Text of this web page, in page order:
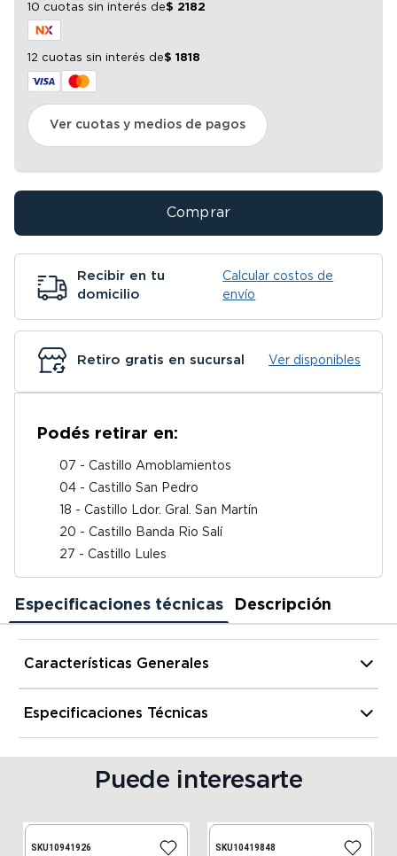
10 cuotas sin interés de$ 2182
12 cuotas sin interés de$ 1818
Ver cuotas y medios de pagos
Comprar
Recibir en tu
domicilio
Calcular costos de
envío
Retiro gratis en sucursal Ver disponibles
Podés retirar en:
07 - Castillo Amoblamientos
04 - Castillo San Pedro
18 - Castillo Ldor. Gral. San Martín
20 - Castillo Banda Rio Salí
27 - Castillo Lules
Especificaciones técnicas Descripción
Características Generales
Material Interior
Especificaciones Técnicas
Alto 14 cm
Puede interesarte
SKU10941926 SKU10419848